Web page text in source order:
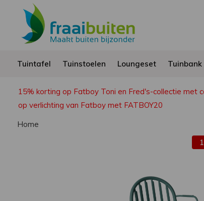
Tuintafel Tuinstoelen Loungeset Tuinbank
15% korting op Fatboy Toni en Fred's-collectie met
op verlichting van Fatboy met FATBOY20
Home